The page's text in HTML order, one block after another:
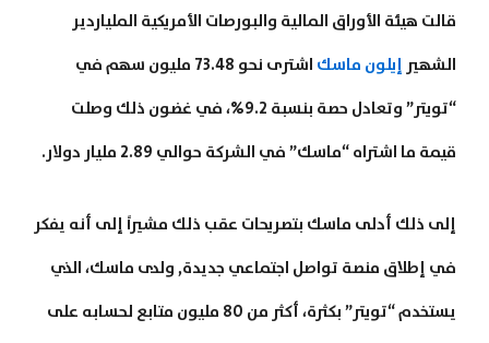
قالت هيئة الأوراق المالية والبورصات الأمريكية الملياردير
الشهير إيلون ماسك
اشترى نحو 73.48 مليون سهم في
“تويتر” وتعادل حصة بنسبة 9.2%، في غضون ذلك وصلت
قيمة ما اشتراه “ماسك” في الشركة حوالي 2.89 مليار دولار.
إلى ذلك أدلى ماسك بتصريحات عقب ذلك مشيراً إلى أنه يفكر
في إطلاق منصة تواصل اجتماعي جديدة, ولدى ماسك، الذي
يستخدم “تويتر” بكثرة، أكثر من 80 مليون متابع لحسابه على